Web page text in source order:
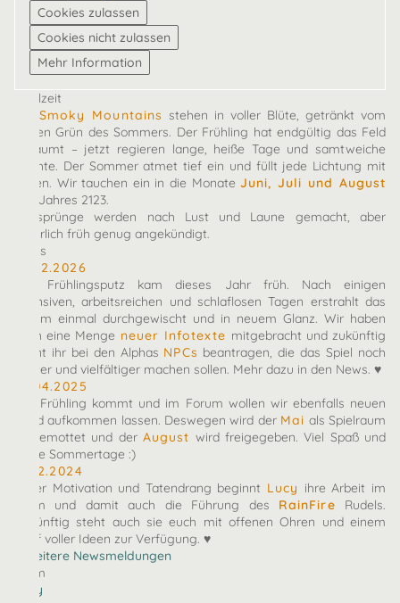
Spielzeit
DieSmoky Mountains stehen in voller Blüte, getränkt vom
satten Grün des Sommers. Der Frühling hat endgültig das Feld
geräumt – jetzt regieren lange, heiße Tage und samtweiche
Nächte. Der Sommer atmet tief ein und füllt jede Lichtung mit
Leben. Wir tauchen ein in die MonateJuni, Juli und August
des Jahres 2123.
Zeitsprünge werden nach Lust und Laune gemacht, aber
natürlich früh genug angekündigt.
News
10.02.2026
Der Frühlingsputz kam dieses Jahr früh. Nach einigen
intensiven, arbeitsreichen und schlaflosen Tagen erstrahlt das
Forum einmal durchgewischt und in neuem Glanz. Wir haben
euch eine Menge neuer Infotexte mitgebracht und zukünftig
könnt ihr bei den Alphas NPCs beantragen, die das Spiel noch
bunter und vielfältiger machen sollen. Mehr dazu in den News. ♥
27.04.2025
Der Frühling kommt und im Forum wollen wir ebenfalls neuen
Wind aufkommen lassen. Deswegen wird der Mai als Spielraum
eingemottet und derAugust wird freigegeben. Viel Spaß und
heiße Sommertage :)
07.12.2024
Voller Motivation und Tatendrang beginnt Lucy ihre Arbeit im
Team und damit auch die Führung des RainFire Rudels.
Zukünftig steht auch sie euch mit offenen Ohren und einem
Kopf voller Ideen zur Verfügung. ♥
» Weitere Newsmeldungen
Team
arby